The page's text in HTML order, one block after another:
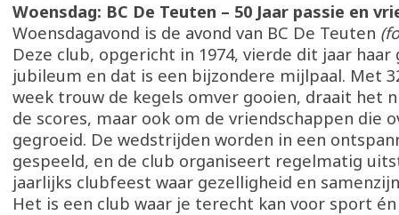
Woensdag: BC De Teuten – 50 Jaar passie en
Woensdagavond is de avond van BC De Teuten
Deze club, opgericht in 1974, vierde dit jaar haar
jubileum en dat is een bijzondere mijlpaal. Met
week trouw de kegels omver gooien, draait het
de scores, maar ook om de vriendschappen die
gegroeid. De wedstrijden worden in een
gespeeld, en de club organiseert regelmatig
jaarlijks clubfeest waar gezelligheid en
Het is een club waar je terecht kan voor sport